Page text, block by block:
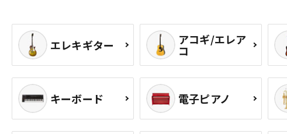
エレキギター アコギ/エレア
コ
キーボード 電子ピアノ